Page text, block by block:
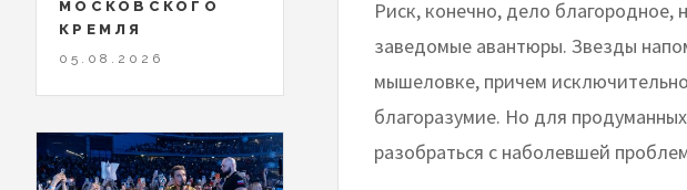
Риск, конечно, дело благородное,
заведомые авантюры. Звезды
мышеловке, причем
благоразумие. Но для
разобраться с наболевшей
МОСКОВСКОГО
КРЕМЛЯ
05.08.2026